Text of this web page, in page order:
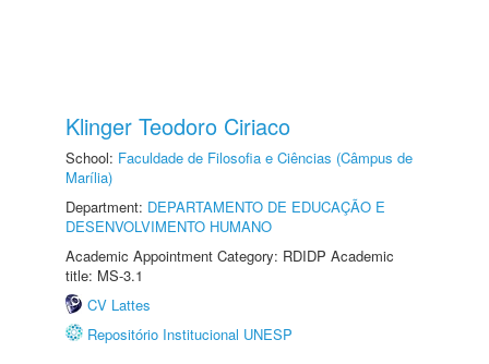
Klinger Teodoro Ciriaco
School: Faculdade de Filosofia e Ciências (Câmpus de
Marília)
Department: DEPARTAMENTO DE EDUCAÇÃO E
DESENVOLVIMENTO HUMANO
Academic Appointment Category: RDIDP Academic
title: MS-3.1
CV Lattes
Repositório Institucional UNESP